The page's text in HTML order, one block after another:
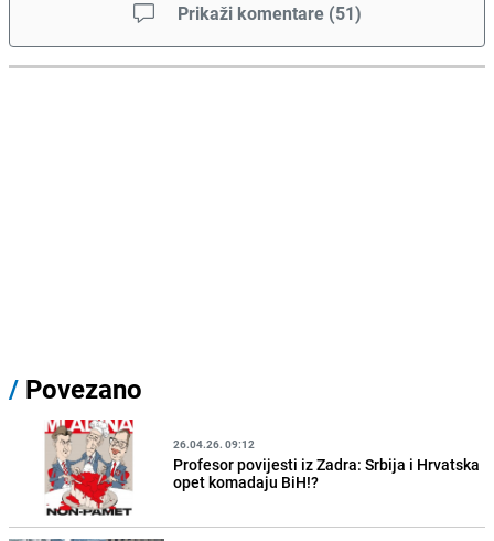
Prikaži komentare (51)
/ Povezano
26.04.26. 09:12
Profesor povijesti iz Zadra: Srbija i Hrvatska
opet komadaju BiH!?